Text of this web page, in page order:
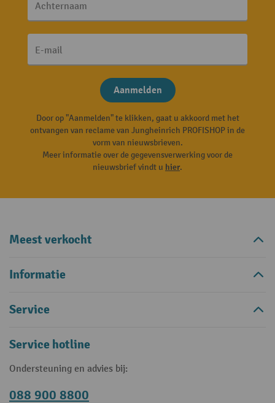
Achternaam
E-mail
Aanmelden
Door op "Aanmelden" te klikken, gaat u akkoord met het
ontvangen van reclame van Jungheinrich PROFISHOP in de
vorm van nieuwsbrieven.
Meer informatie over de gegevensverwerking voor de
nieuwsbrief vindt u hier.
Meest verkocht
Informatie
Service
Service hotline
Ondersteuning en advies bij:
088 900 8800